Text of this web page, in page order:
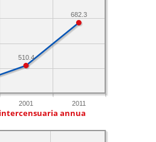
2001 2011
682.3
510.4
annua